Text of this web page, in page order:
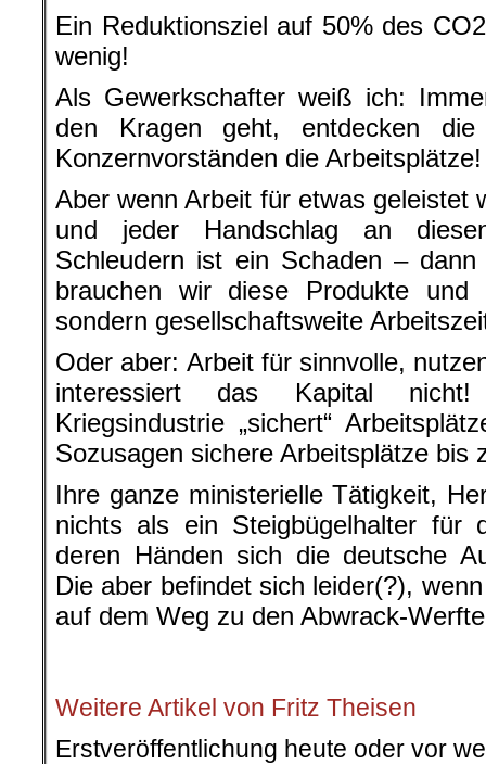
Ein Reduktionsziel auf 50% des
wenig!
Als Gewerkschafter weiß ich:
den Kragen geht, entdecken
Konzernvorständen die Arbeitsplätze!
Aber wenn Arbeit für etwas geleistet
und jeder Handschlag an
Schleudern ist ein Schaden –
brauchen wir diese Produkte
sondern gesellschaftsweite
Oder aber: Arbeit für sinnvolle,
interessiert das Kapital
Kriegsindustrie „sichert“
Sozusagen sichere Arbeitsplätze bis
Ihre ganze ministerielle Tätigkeit,
nichts als ein Steigbügelhalter für
deren Händen sich die deutsche
Die aber befindet sich leider(?),
auf dem Weg zu den Abwrack-
Weitere Artikel von Fritz Theisen
Erstveröffentlichung heute oder vor